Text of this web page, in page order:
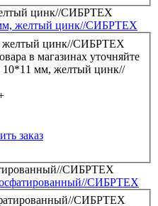
желтый цинк//СИБРТЕХ
в магазинах уточняйте
мм, желтый цинк//
заказ
СИБРТЕХ